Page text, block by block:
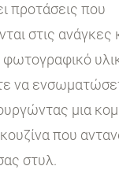
προτάσεις που
στις ανάγκες
να
μια
που
στυλ.